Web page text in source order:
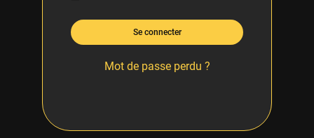
Se connecter
Mot de passe perdu ?